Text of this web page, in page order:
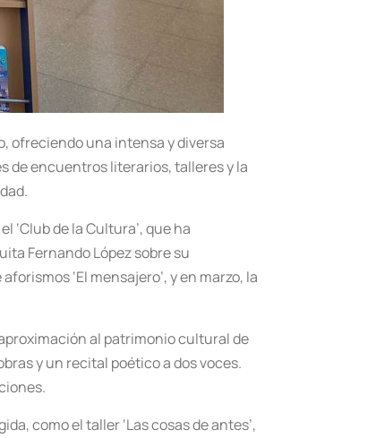
ofreciendo una intensa y diversa
de encuentros literarios, talleres y la
‘Club de la Cultura’, que ha
Fernando López sobre su
‘El mensajero’, y en marzo, la
al patrimonio cultural de
y un recital poético a dos voces.
como el taller ‘Las cosas de antes’,